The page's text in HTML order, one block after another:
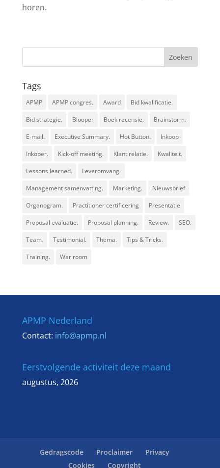
horen.
Tags
APMP APMP congres. Award Bid kwalificatie.
Bid strategie. Blooper Boek recensie. Brainstorm.
E-mail. Executive Summary. Hot Button. Inkoop
Inkoper. Kick-off meeting. Klant relatie. Kwaliteit.
Lessons learned. Leveromvang.
Management samenvatting. Marketing. Nieuwsbrief
Organogram. Practitioner certificering Presentatie
Proposal evaluatie. Proposal planning. Review. SEO.
Team. Testimonial. Thema. Tips & Tricks.
Training. War room
APMP Nederland
Contact: info@apmp.nl
Eerstvolgende activiteit deze maand
augustus, 2026
Gedragscode Proclaimer
Privacy
Cookies
Copyright